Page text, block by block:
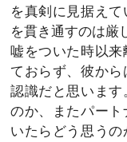
を真剣に見据え
を貫き通すのは厳
嘘をついた時以
ておらず、彼か
認識だと思いま
のか、またパー
いたらどう思う